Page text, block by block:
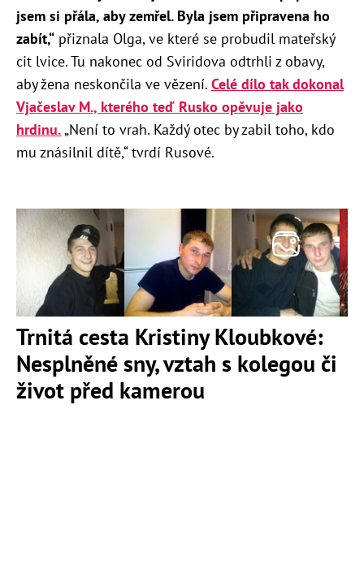
jsem si přála, aby zemřel. Byla jsem připravena ho
zabít,“ přiznala Olga, ve které se probudil mateřský
cit lvice. Tu nakonec od Sviridova odtrhli z obavy,
aby žena neskončila ve vězení. Celé dílo tak dokonal
Vjačeslav M., kterého teď Rusko opěvuje jako
hrdinu.„Není to vrah. Každý otec by zabil toho, kdo
mu znásilnil dítě,“ tvrdí Rusové.
Trnitá cesta Kristiny Kloubkové:
Nesplněné sny, vztah s kolegou či
život před kamerou